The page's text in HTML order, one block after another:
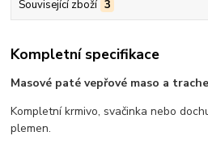
Související zboží 3
Kompletní specifikace
Masové paté vepřové maso a
Kompletní krmivo, svačinka nebo
plemen.